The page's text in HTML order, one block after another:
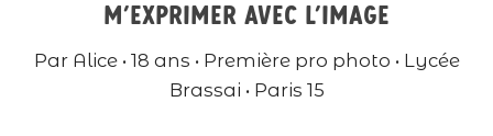
M’exprimer avec l’image
Par Alice • 18 ans • Première pro photo • Lycée
Brassai • Paris 15